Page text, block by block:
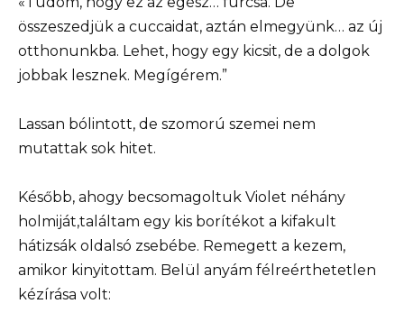
összeszedjük a cuccaidat, aztán elmegyünk… az új
otthonunkba. Lehet, hogy egy kicsit, de a dolgok
jobbak lesznek. Megígérem.”
Lassan bólintott, de szomorú szemei nem
mutattak sok hitet.
Később, ahogy becsomagoltuk Violet néhány
holmiját,találtam egy kis borítékot a kifakult
hátizsák oldalsó zsebébe. Remegett a kezem,
amikor kinyitottam. Belül anyám félreérthetetlen
kézírása volt: